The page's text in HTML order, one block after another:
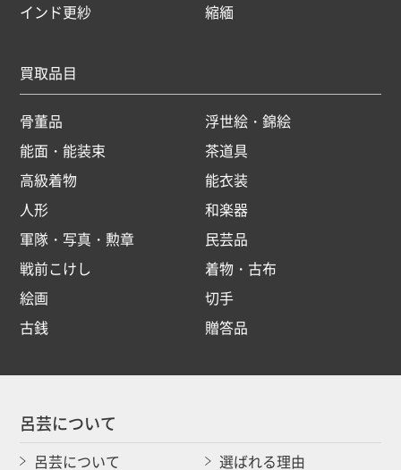
インド更紗
縮緬
買取品目
骨董品
浮世絵・錦絵
能面・能装束
茶道具
高級着物
能衣装
人形
和楽器
軍隊・写真・勲章
民芸品
戦前こけし
着物・古布
絵画
切手
古銭
贈答品
呂芸について
呂芸について 選ばれる理由